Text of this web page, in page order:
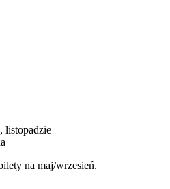
listopadzie
na maj/wrzesień.